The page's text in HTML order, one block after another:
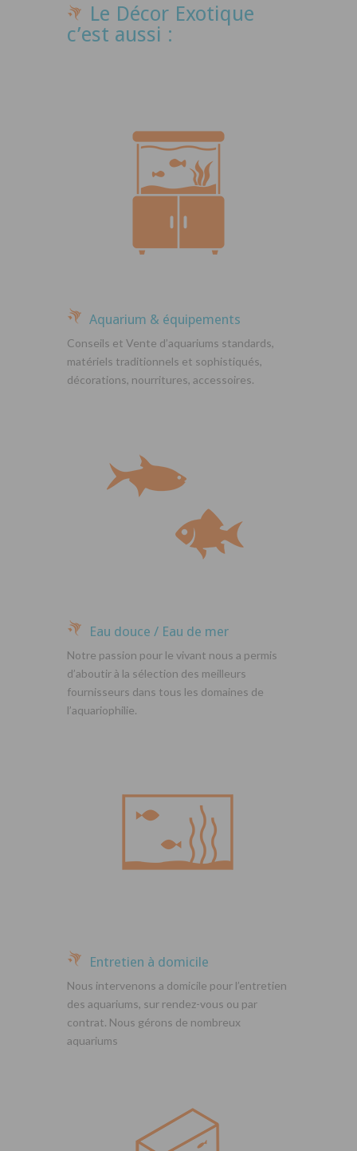
Le Décor Exotique
c’est aussi :
Aquarium & équipements
Conseils et Vente d’aquariums standards,
matériels traditionnels et sophistiqués,
décorations, nourritures, accessoires.
Eau douce / Eau de mer
Notre passion pour le vivant nous a permis
d’aboutir à la sélection des meilleurs
fournisseurs dans tous les domaines de
l’aquariophilie.
Entretien à domicile
Nous intervenons a domicile pour l’entretien
des aquariums, sur rendez-vous ou par
contrat. Nous gérons de nombreux
aquariums